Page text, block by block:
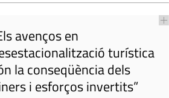
avenços en
turística
la conseqüència dels
i esforços invertits”